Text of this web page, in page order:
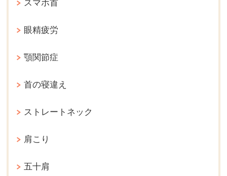
スマホ首
眼精疲労
顎関節症
首の寝違え
ストレートネック
肩こり
五十肩